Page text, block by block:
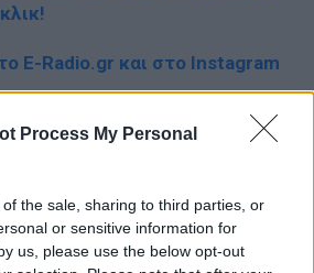
Process My Personal
the sale, sharing to third parties, or
or sensitive information for
us, please use the below opt-out
E-Radio.gr και στο Instagram